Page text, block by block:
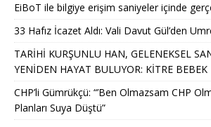
EiBoT ile bilgiye erişim saniyeler içinde
33 Hafız İcazet Aldı: Vali Davut Gül’den
TARİHİ KURŞUNLU HAN, GELENEKSEL
YENİDEN HAYAT BULUYOR: KİTRE BEBEK
CHP’li Gümrükçü: “’Ben Olmazsam CHP
Planları Suya Düştü”